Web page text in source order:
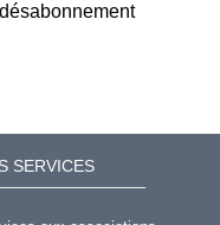
SERVICES